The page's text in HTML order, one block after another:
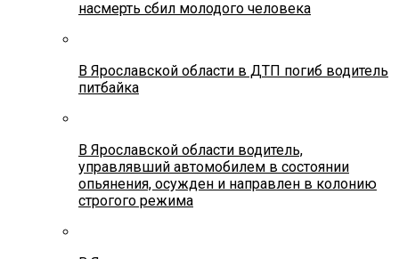
насмерть сбил молодого человека
В Ярославской области в ДТП погиб водитель
питбайка
В Ярославской области водитель,
управлявший автомобилем в состоянии
опьянения, осужден и направлен в колонию
строгого режима